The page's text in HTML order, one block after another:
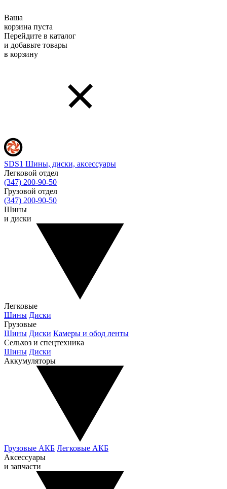
Ваша
корзина пуста
Перейдите в каталог
и добавьте товары
в корзину
SDS1 Шины, диски, аксессуары
Легковой отдел
(347) 200-90-50
Грузовой отдел
(347) 200-90-50
Шины
и диски
Легковые
Шины Диски
Грузовые
Шины Диски Камеры и обод ленты
Сельхоз и спецтехника
Шины Диски
Аккумуляторы
Грузовые АКБ Легковые АКБ
Аксессуары
и запчасти